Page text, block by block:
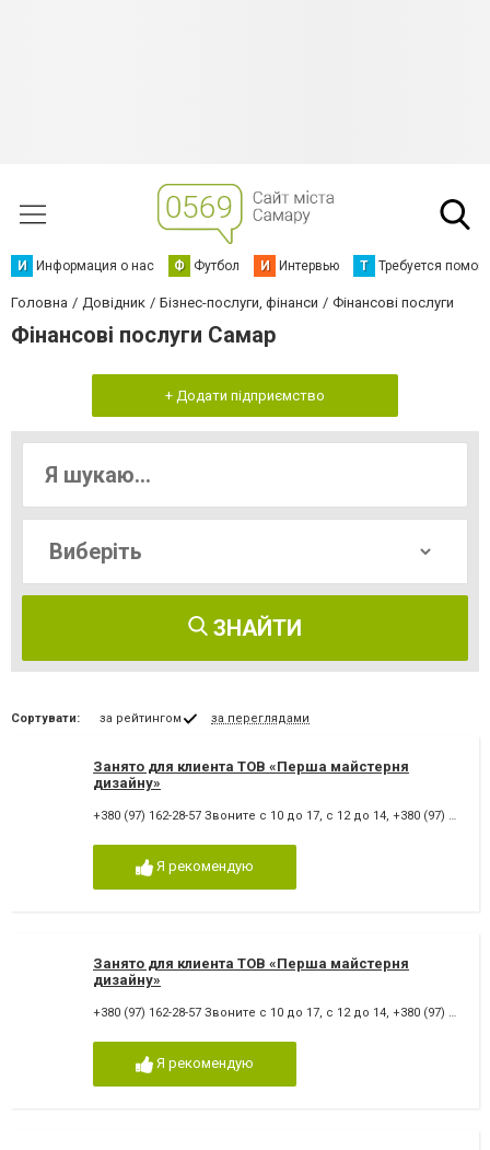
И Информация о нас Ф Футбол И Интервью Т Требуется
Головна Довідник Бізнес-послуги, фінанси Фінансові послуги
Фінансові послуги Самар
+ Додати підприємство
ЗНАЙТИ
Сортувати: за рейтингом за переглядами
Занято для клиента ТОВ «Перша майстерня
дизайну»
+380 (97) 162-28-57 Звоните с 10 до 17, с 12 до 14, +380 (97) 162-28-57
Я рекомендую
Занято для клиента ТОВ «Перша майстерня
дизайну»
+380 (97) 162-28-57 Звоните с 10 до 17, с 12 до 14, +380 (97) 162-28-57
Я рекомендую